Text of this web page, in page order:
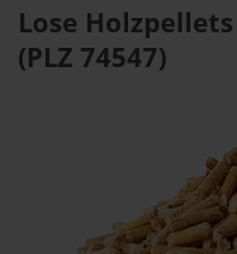
Lose
(PLZ 74547)